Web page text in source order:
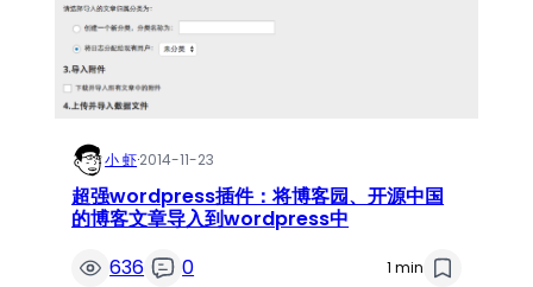
小 虾·2014-11-23
超强wordpress插件：将博客园、开源中国
的博客文章导入到wordpress中
636
0 1 min